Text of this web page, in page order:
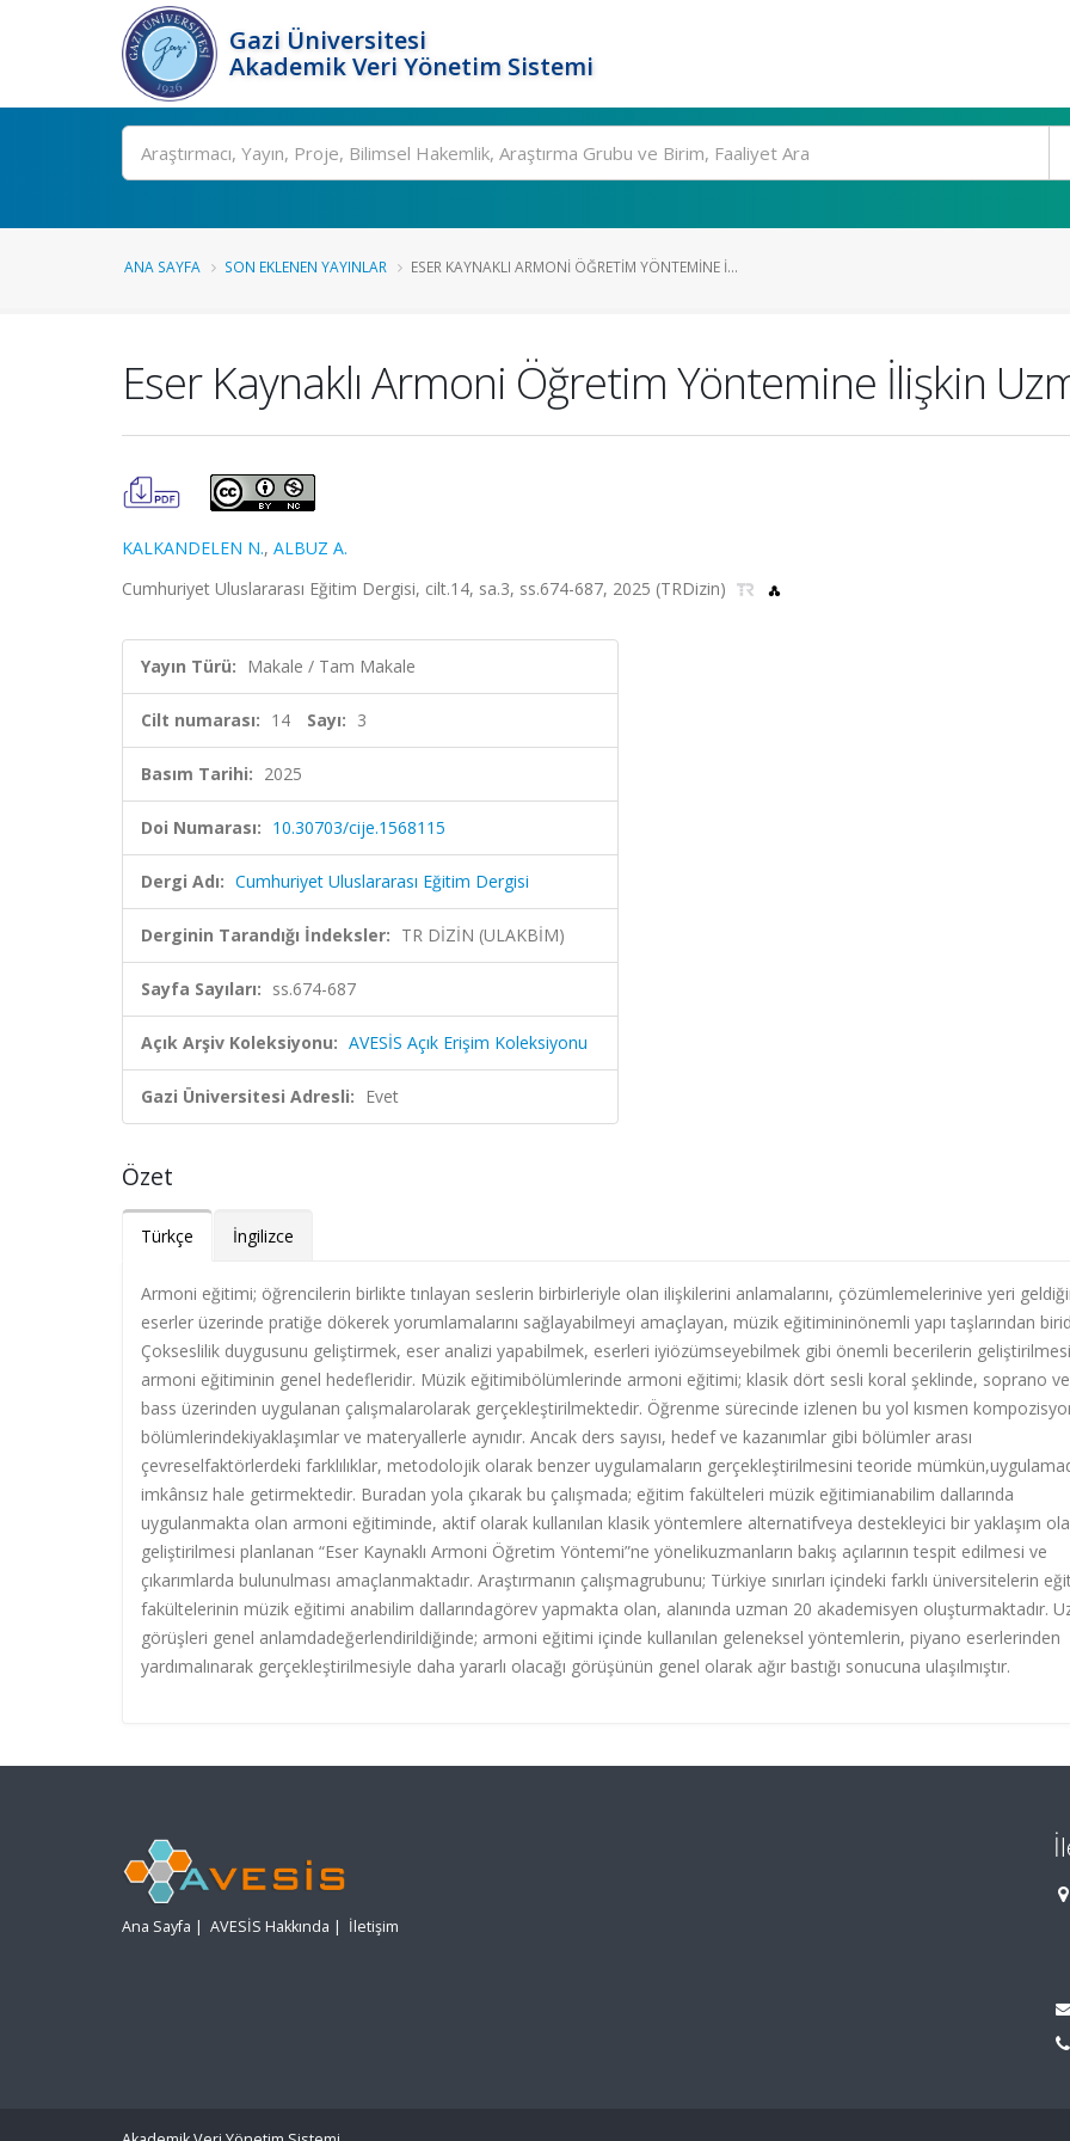
Gazi Üniversitesi
Akademik Veri Yönetim Sistemi
Ara
ANA SAYFA SON EKLENEN YAYINLAR ESER KAYNAKLI ARMONI ÖĞRETIM YÖNTEMINE İ...
Eser Kaynaklı Armoni Öğretim Yöntemine İlişkin
KALKANDELEN N., ALBUZ A.
Cumhuriyet Uluslararası Eğitim Dergisi, cilt.14, sa.3, ss.674-687, 2025 (TRDizin)
Yayın Türü: Makale / Tam Makale
Cilt numarası: 14 Sayı: 3
Basım Tarihi: 2025
Doi Numarası: 10.30703/cije.1568115
Dergi Adı: Cumhuriyet Uluslararası Eğitim Dergisi
Derginin Tarandığı İndeksler: TR DİZİN (ULAKBİM)
Sayfa Sayıları: ss.674-687
Açık Arşiv Koleksiyonu: AVESİS Açık Erişim Koleksiyonu
Gazi Üniversitesi Adresli: Evet
Özet
Türkçe İngilizce
Armoni eğitimi; öğrencilerin birlikte tınlayan seslerin birbirleriyle olan ilişkilerini anlamalarını, çözümlemelerinive yeri
eserler üzerinde pratiğe dökerek yorumlamalarını sağlayabilmeyi amaçlayan, müzik eğitimininönemli yapı taşlarından
Çokseslilik duygusunu geliştirmek, eser analizi yapabilmek, eserleri iyiözümseyebilmek gibi önemli becerilerin
armoni eğitiminin genel hedefleridir. Müzik eğitimibölümlerinde armoni eğitimi; klasik dört sesli koral şeklinde, soprano
bass üzerinden uygulanan çalışmalarolarak gerçekleştirilmektedir. Öğrenme sürecinde izlenen bu yol kısmen
bölümlerindekiyaklaşımlar ve materyallerle aynıdır. Ancak ders sayısı, hedef ve kazanımlar gibi bölümler arası
çevreselfaktörlerdeki farklılıklar, metodolojik olarak benzer uygulamaların gerçekleştirilmesini teoride
imkânsız hale getirmektedir. Buradan yola çıkarak bu çalışmada; eğitim fakülteleri müzik eğitimianabilim dallarında
uygulanmakta olan armoni eğitiminde, aktif olarak kullanılan klasik yöntemlere alternatifveya destekleyici bir yaklaşım
geliştirilmesi planlanan “Eser Kaynaklı Armoni Öğretim Yöntemi”ne yönelikuzmanların bakış açılarının tespit edilmesi ve
çıkarımlarda bulunulması amaçlanmaktadır. Araştırmanın çalışmagrubunu; Türkiye sınırları içindeki farklı üniversitelerin
fakültelerinin müzik eğitimi anabilim dallarındagörev yapmakta olan, alanında uzman 20 akademisyen oluşturmaktadır.
görüşleri genel anlamdadeğerlendirildiğinde; armoni eğitimi içinde kullanılan geleneksel yöntemlerin, piyano eserlerinden
yardımalınarak gerçekleştirilmesiyle daha yararlı olacağı görüşünün genel olarak ağır bastığı sonucuna ulaşılmıştır.
Ana Sayfa | AVESİS Hakkında | İletişim